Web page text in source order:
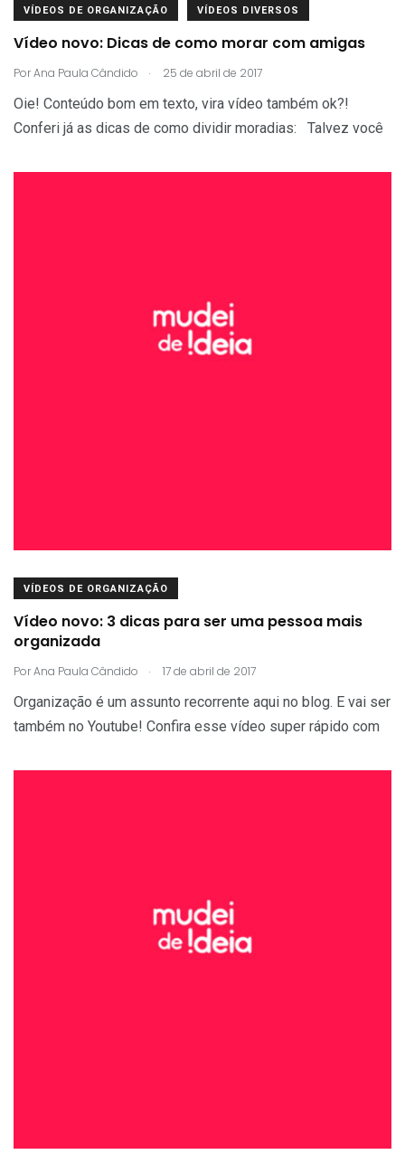
VÍDEOS DE ORGANIZAÇÃO VÍDEOS DIVERSOS
Vídeo novo: Dicas de como morar com amigas
PorAna Paula Cândido . 25 de abril de 2017
Oie! Conteúdo bom em texto, vira vídeo também ok?!
Conferi já as dicas de como dividir moradias: Talvez você
VÍDEOS DE ORGANIZAÇÃO
Vídeo novo: 3 dicas para ser uma pessoa mais
organizada
PorAna Paula Cândido . 17 de abril de 2017
Organização é um assunto recorrente aqui no blog. E vai ser
também no Youtube! Confira esse vídeo super rápido com